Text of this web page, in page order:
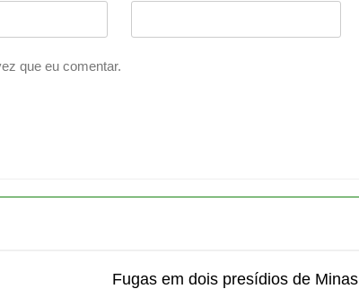
que eu comentar.
Fugas em dois presídios de Minas